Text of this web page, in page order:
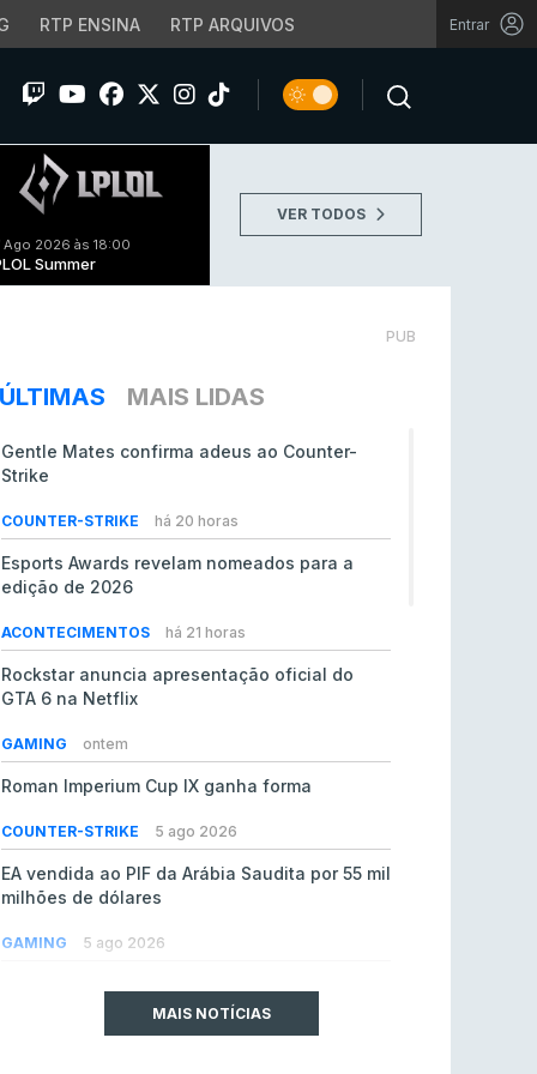
RTP ENSINA RTP ARQUIVOS Entrar
Ago 2026 às 18:00
Summer
VER TODOS
PUB
ÚLTIMAS MAIS LIDAS
Gentle Mates confirma adeus ao Counter-
Strike
COUNTER-STRIKE há 20 horas
Esports Awards revelam nomeados para a
edição de 2026
ACONTECIMENTOS há 21 horas
Rockstar anuncia apresentação oficial do
GTA 6 na Netflix
GAMING ontem
Roman Imperium Cup IX ganha forma
COUNTER-STRIKE 5 ago 2026
EA vendida ao PIF da Arábia Saudita por 55 mil
milhões de dólares
GAMING 5 ago 2026
MAIS NOTÍCIAS